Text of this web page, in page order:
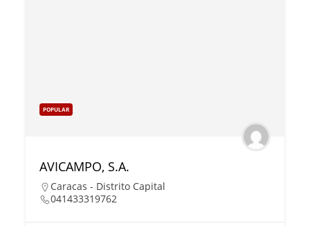
POPULAR
AVICAMPO, S.A.
Caracas - Distrito Capital
041433319762